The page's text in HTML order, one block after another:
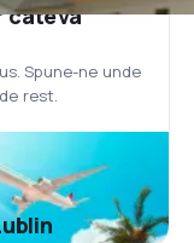
câteva
Spune-ne unde
rest.